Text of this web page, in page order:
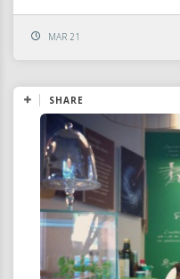
MAR 21
SHARE